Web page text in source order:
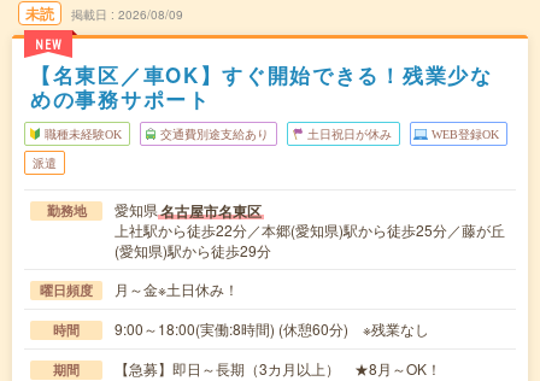
未読
NEW
掲載日 2026/08/09
【名東区／車OK】すぐ開始できる！残業少な
めの事務サポート
職種未経験OK 交通費別途支給あり 土日祝日が休み WEB登録OK
派遣
勤務地 愛知県名古屋市名東区
上社駅から徒歩22分／本郷(愛知県)駅から徒歩25分／藤が丘
(愛知県)駅から徒歩29分
曜日頻度 月～金※土日休み！
時間 9:00～18:00(実働:8時間) (休憩60分) ※残業なし
期間 【急募】即日～長期（3カ月以上） ★8月～OK！